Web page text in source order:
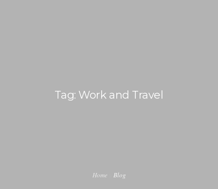
Tag: Work and Travel
Home Blog